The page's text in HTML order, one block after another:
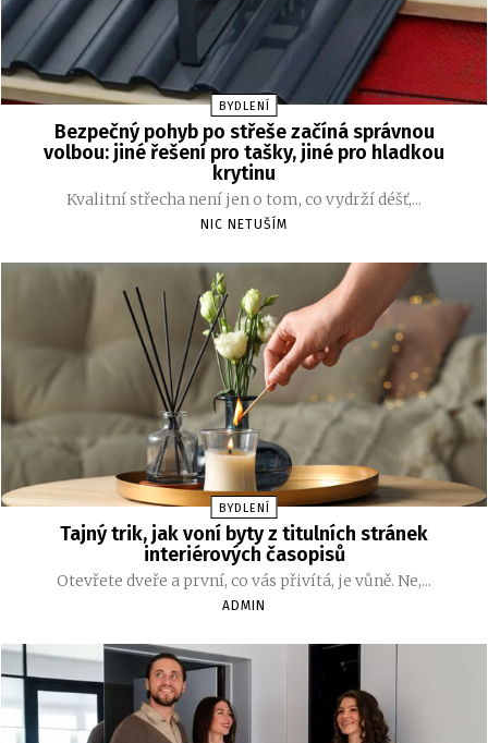
BYDLENÍ
Bezpečný pohyb po střeše začíná správnou
volbou: jiné řešení pro tašky, jiné pro hladkou
krytinu
Kvalitní střecha není jen o tom, co vydrží déšť,...
NIC NETUŠÍM
BYDLENÍ
Tajný trik, jak voní byty z titulních stránek
interiérových časopisů
Otevřete dveře a první, co vás přivítá, je vůně. Ne,...
ADMIN